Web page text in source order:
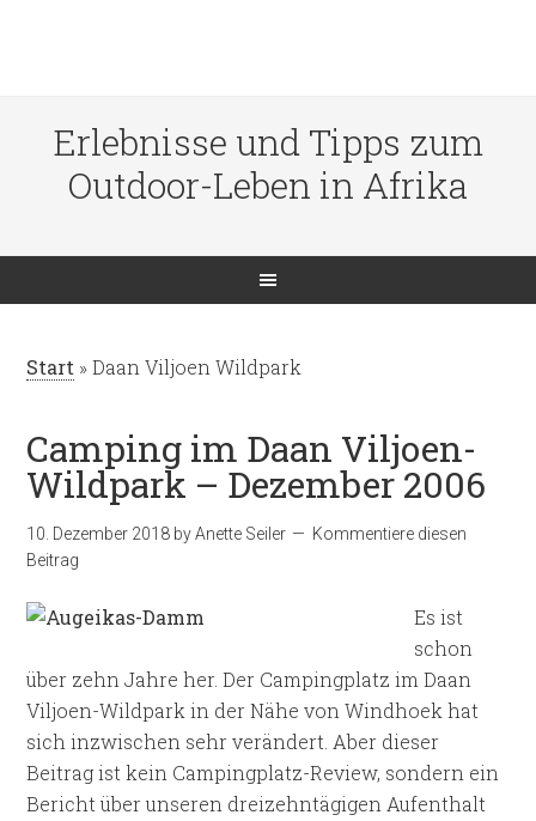
Erlebnisse und Tipps zum
Outdoor-Leben in Afrika
Start »Daan Viljoen Wildpark
Camping im Daan Viljoen-
Wildpark – Dezember 2006
10. Dezember 2018 byAnette Seiler
Kommentiere diesen
Beitrag
Es ist
schon
über zehn Jahre her. Der Campingplatz im Daan
Viljoen-Wildpark in der Nähe von Windhoek hat
sich inzwischen sehr verändert. Aber dieser
Beitrag ist kein Campingplatz-Review, sondern ein
Bericht über unseren dreizehntägigen Aufenthalt